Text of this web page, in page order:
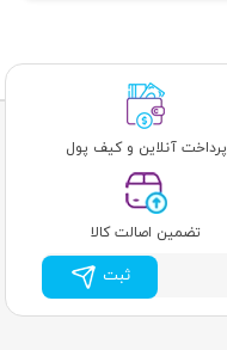
پرداخت آنلاین و کیف پول
تضمین اصالت کالا
ثبت